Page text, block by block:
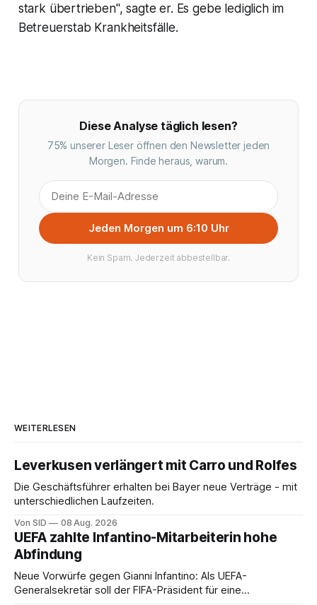
stark übertrieben", sagte er. Es gebe lediglich im
Betreuerstab Krankheitsfälle.
Diese Analyse täglich lesen?
75% unserer Leser öffnen den Newsletter jeden
Morgen. Finde heraus, warum.
Jeden Morgen um 6:10 Uhr
Kein Spam. Jederzeit abbestellbar.
WEITERLESEN
Leverkusen verlängert mit Carro und Rolfes
Die Geschäftsführer erhalten bei Bayer neue Verträge - mit
unterschiedlichen Laufzeiten.
Von SID 08 Aug. 2026
UEFA zahlte Infantino-Mitarbeiterin hohe
Abfindung
Neue Vorwürfe gegen Gianni Infantino: Als UEFA-
Generalsekretär soll der FIFA-Präsident für eine